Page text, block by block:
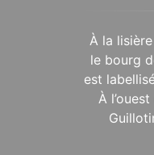
À la
le bourg
est
À